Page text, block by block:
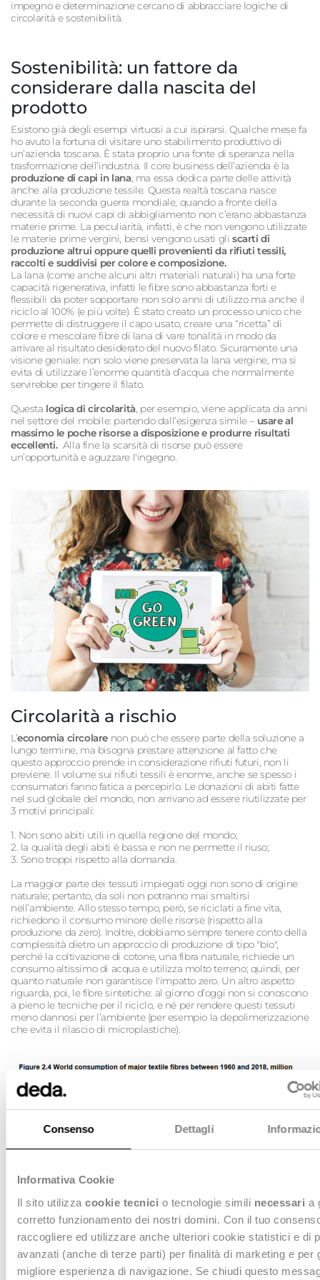
Consenso Dettagli
Informativa Cookie
Il sito utilizza cookie tecnici o tecnologie simili necessari a
corretto funzionamento dei nostri domini. Con il tuo
raccogliere ed utilizzare anche ulteriori cookie statistici e di
avanzati (anche di terze parti) per finalità di marketing e per
migliore esperienza di navigazione. Se chiudi questo
impegno e determinazione cercano di abbracciare logiche di
circolarità e sostenibilità.
Sostenibilità: un fattore da
considerare dalla nascita del
prodotto
Esistono già degli esempi virtuosi a cui ispirarsi. Qualche mese fa
ho avuto la fortuna di visitare uno stabilimento produttivo di
un’azienda toscana. È stata proprio una fonte di speranza nella
trasformazione dell’industria. Il core business dell’azienda è la
produzione di capi in lana, ma essa dedica parte delle attività
anche alla produzione tessile. Questa realtà toscana nasce
durante la seconda guerra mondiale, quando a fronte della
necessità di nuovi capi di abbigliamento non c’erano abbastanza
materie prime. La peculiarità, infatti, è che non vengono utilizzate
le materie prime vergini, bensì vengono usati gliscarti di
produzione altrui oppure quelli provenienti da rifiuti tessili,
raccolti e suddivisi per colore e composizione.
La lana (come anche alcuni altri materiali naturali) ha una forte
capacità rigenerativa, infatti le fibre sono abbastanza forti e
flessibili da poter sopportare non solo anni di utilizzo ma anche il
riciclo al 100% (e più volte). È stato creato un processo unico che
permette di distruggere il capo usato, creare una “ricetta” di
colore e mescolare fibre di lana di vare tonalità in modo da
arrivare al risultato desiderato del nuovo filato. Sicuramente una
visione geniale: non solo viene preservata la lana vergine, ma si
evita di utilizzare l’enorme quantità d’acqua che normalmente
servirebbe per tingere il filato.
Questa logica di circolarità, per esempio, viene applicata da anni
nel settore del mobile: partendo dall’esigenza simile – usare al
massimo le poche risorse a disposizione e produrre risultati
eccellenti.Alla fine la scarsità di risorse può essere
un’opportunità e aguzzare l'ingegno.
Circolarità a rischio
L’economia circolare non può che essere parte della soluzione a
lungo termine, ma bisogna prestare attenzione al fatto che
questo approccio prende in considerazione rifiuti futuri, non li
previene. Il volume sui rifiuti tessili è enorme, anche se spesso i
consumatori fanno fatica a percepirlo. Le donazioni di abiti fatte
nel sud globale del mondo, non arrivano ad essere riutilizzate per
3 motivi principali:
1. Non sono abiti utili in quella regione del mondo;
2. la qualità degli abiti è bassa e non ne permette il riuso;
3. Sono troppi rispetto alla domanda.
La maggior parte dei tessuti impiegati oggi non sono di origine
naturale; pertanto, da soli non potranno mai smaltirsi
nell’ambiente. Allo stesso tempo, però, se riciclati a fine vita,
richiedono il consumo minore delle risorse (rispetto alla
produzione da zero). Inoltre, dobbiamo sempre tenere conto della
complessità dietro un approccio di produzione di tipo "bio",
perché la coltivazione di cotone, una fibra naturale, richiede un
consumo altissimo di acqua e utilizza molto terreno; quindi, per
quanto naturale non garantisce l'impatto zero. Un altro aspetto
riguarda, poi, le fibre sintetiche: al giorno d’oggi non si conoscono
a pieno le tecniche per il riciclo, e né per rendere questi tessuti
meno dannosi per l’ambiente (per esempio la depolimerizzazione
che evita il rilascio di microplastiche).